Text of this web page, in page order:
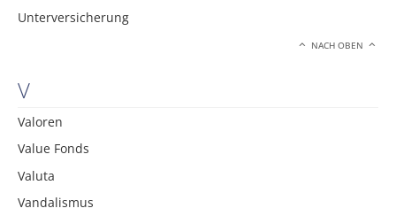
Unterversicherung
NACH OBEN
V
Valoren
Value Fonds
Valuta
Vandalismus